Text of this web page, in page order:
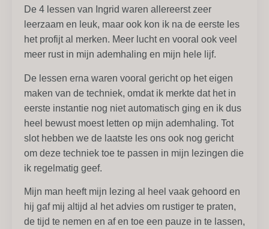
De 4 lessen van Ingrid waren allereerst zeer
leerzaam en leuk, maar ook kon ik na de eerste les
het profijt al merken. Meer lucht en vooral ook veel
meer rust in mijn ademhaling en mijn hele lijf.
De lessen erna waren vooral gericht op het eigen
maken van de techniek, omdat ik merkte dat het in
eerste instantie nog niet automatisch ging en ik dus
heel bewust moest letten op mijn ademhaling. Tot
slot hebben we de laatste les ons ook nog gericht
om deze techniek toe te passen in mijn lezingen die
ik regelmatig geef.
Mijn man heeft mijn lezing al heel vaak gehoord en
hij gaf mij altijd al het advies om rustiger te praten,
de tijd te nemen en af en toe een pauze in te lassen,